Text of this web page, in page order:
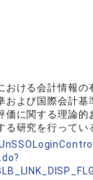
ける会計情報
よび国際会計
に関する理論
研究を行ってい